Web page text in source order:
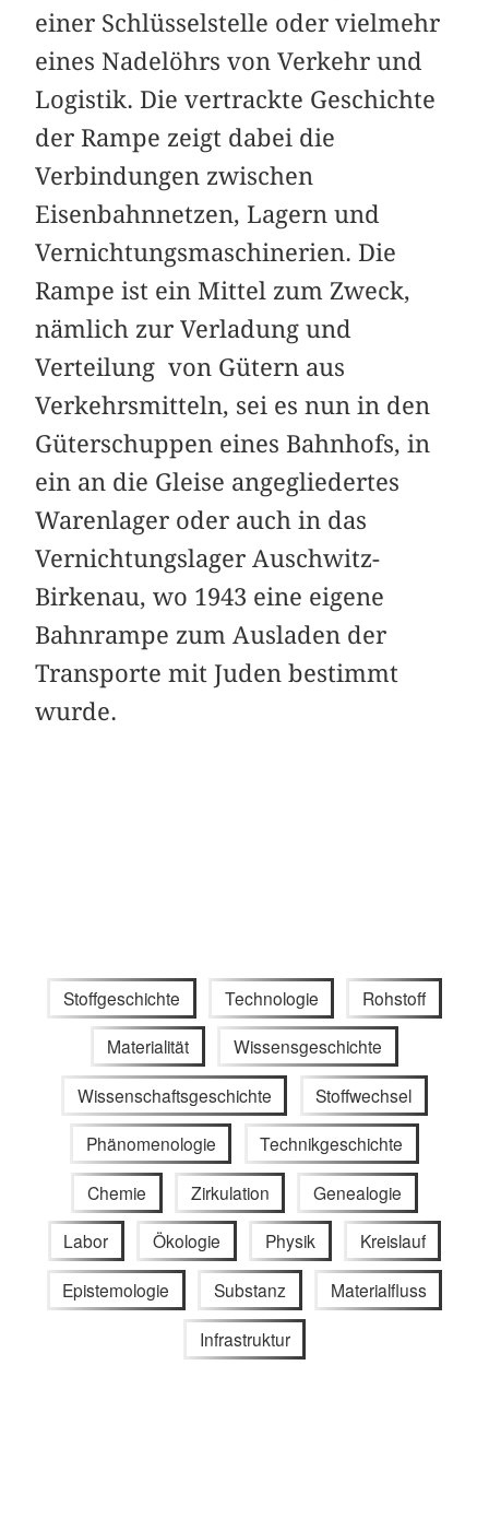
einer Schlüsselstelle oder vielmehr
eines Nadelöhrs von Verkehr und
Logistik. Die vertrackte Geschichte
der Rampe zeigt dabei die
Verbindungen zwischen
Eisenbahnnetzen, Lagern und
Vernichtungsmaschinerien. Die
Rampe ist ein Mittel zum Zweck,
nämlich zur Verladung und
Verteilung von Gütern aus
Verkehrsmitteln, sei es nun in den
Güterschuppen eines Bahnhofs, in
ein an die Gleise angegliedertes
Warenlager oder auch in das
Vernichtungslager Auschwitz-
Birkenau, wo 1943 eine eigene
Bahnrampe zum Ausladen der
Transporte mit Juden bestimmt
wurde.
Stoffgeschichte Technologie Rohstoff
Materialität Wissensgeschichte
Wissenschaftsgeschichte Stoffwechsel
Phänomenologie Technikgeschichte
Chemie Zirkulation Genealogie
Labor Ökologie Physik Kreislauf
Epistemologie Substanz Materialfluss
Infrastruktur